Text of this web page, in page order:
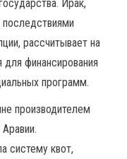
Ирак,
рассчитывает на
финансирования
программ.
производителем
систему квот,